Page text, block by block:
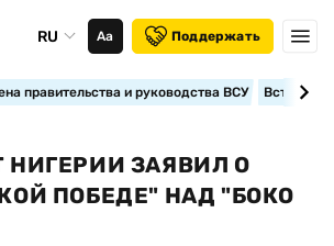
RU Аа Поддержать
правительства и руководства ВСУ
НИГЕРИИ ЗАЯВИЛ О
ПОБЕДЕ" НАД "БОКО